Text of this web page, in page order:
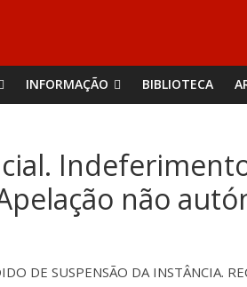
INFORMAÇÃO BIBLIOTECA
não
DE SUSPENSÃO DA INSTÂNCIA.